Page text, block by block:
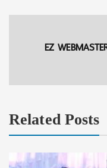
EZ
Related Posts